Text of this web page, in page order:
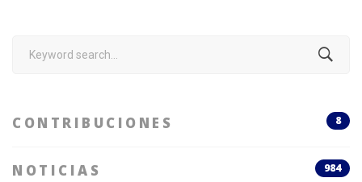
Search
CONTRIBUCIONES 8
NOTICIAS 984